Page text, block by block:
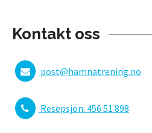
Kontakt oss
post@hamnatrening.no
Resepsjon: 456 51 898